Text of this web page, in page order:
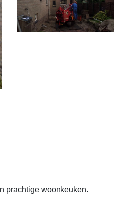
prachtige woonkeuken.